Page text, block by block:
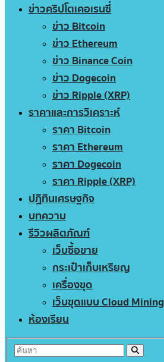
ข่าวคริปโตเคอเรนซี่
ข่าว Bitcoin
ข่าว Ethereum
ข่าว Binance Coin
ข่าว Dogecoin
ข่าว Ripple (XRP)
ราคาและการวิเคราะห์
ราคา Bitcoin
ราคา Ethereum
ราคา Dogecoin
ราคา Ripple (XRP)
ปฏิทินเศรษฐกิจ
บทความ
รีวิวผลิตภัณฑ์
เว็บซื้อขาย
กระเป๋าเก็บเหรียญ
เครื่องขุด
เว็บขุดแบบ Cloud Mining
ห้องเรียน